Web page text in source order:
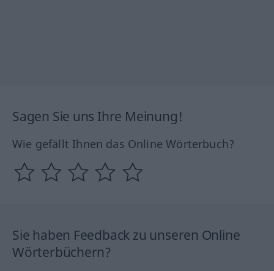
Sagen Sie uns Ihre Meinung!
Wie gefällt Ihnen das Online Wörterbuch?
Sie haben Feedback zu unseren Online
Wörterbüchern?